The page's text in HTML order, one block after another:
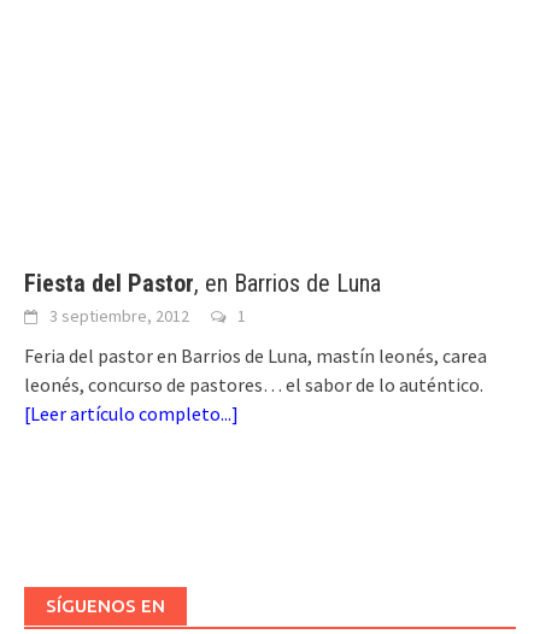
Fiesta del Pastor, en Barrios de Luna
3 septiembre, 2012 1
Feria del pastor en Barrios de Luna, mastín leonés, carea
leonés, concurso de pastores… el sabor de lo auténtico.
[Leer artículo completo...]
SÍGUENOS EN